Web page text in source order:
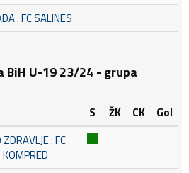
: FC SALINES
U-19 23/24 - grupa
S ŽK CK
Gol
: FC